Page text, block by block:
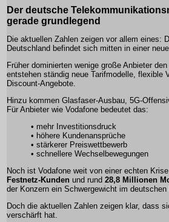
Der deutsche
gerade grundlegend
Die aktuellen Zahlen zeigen vor allem eines:
Deutschland befindet sich mitten in einer
Früher dominierten wenige große Anbieter
entstehen ständig neue Tarifmodelle, flexible
Discount-Angebote.
Hinzu kommen Glasfaser-Ausbau, 5G-
Für Anbieter wie Vodafone bedeutet das:
• mehr Investitionsdruck
• höhere Kundenansprüche
• stärkerer Preiswettbewerb
• schnellere Wechselbewegungen
Noch ist Vodafone weit von einer echten
Festnetz-Kunden und rund 28,8 Millionen
der Konzern ein Schwergewicht im deutschen
Doch die aktuellen Zahlen zeigen klar, dass
verschärft hat.